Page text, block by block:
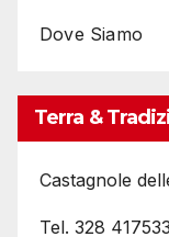
Dove Siamo
Terra &
Castagnole
Tel. 328